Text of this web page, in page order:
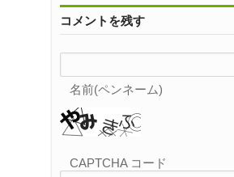
コメントを残す
名前(ペンネーム)
CAPTCHA コード